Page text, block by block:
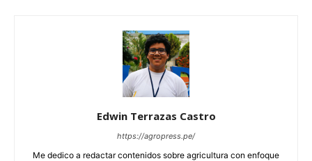
Edwin Terrazas Castro
https://agropress.pe/
Me dedico a redactar contenidos sobre agricultura con enfoque